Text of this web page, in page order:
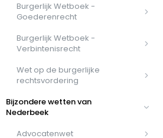
Burgerlijk Wetboek -
Goederenrecht
Burgerlijk Wetboek -
Verbintenisrecht
Wet op de burgerlijke
rechtsvordering
Bijzondere wetten van
Nederbeek
Advocatenwet